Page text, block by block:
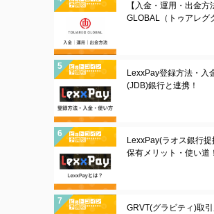
【入金・運用・出金
GLOBAL（トゥアレグ
LexxPay登録方法・入
(JDB)銀行と連携！
LexxPay(ラオス銀行
保有メリット・使い道！
GRVT(グラビティ)取